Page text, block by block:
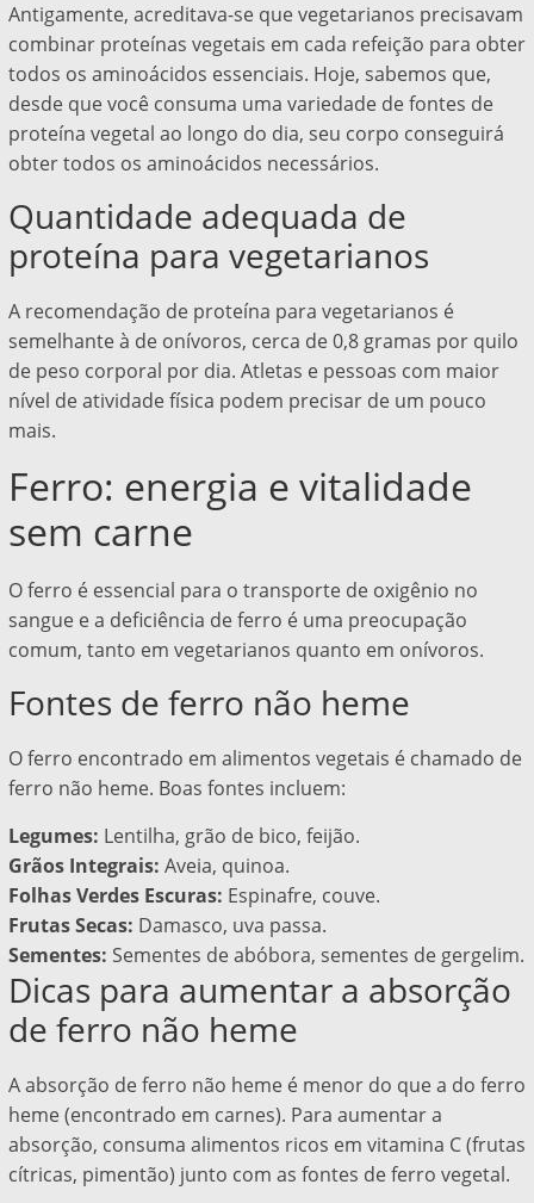
Antigamente, acreditava-se que vegetarianos precisavam
combinar proteínas vegetais em cada refeição para obter
todos os aminoácidos essenciais. Hoje, sabemos que,
desde que você consuma uma variedade de fontes de
proteína vegetal ao longo do dia, seu corpo conseguirá
obter todos os aminoácidos necessários.
Quantidade adequada de
proteína para vegetarianos
A recomendação de proteína para vegetarianos é
semelhante à de onívoros, cerca de 0,8 gramas por quilo
de peso corporal por dia. Atletas e pessoas com maior
nível de atividade física podem precisar de um pouco
mais.
Ferro: energia e vitalidade
sem carne
O ferro é essencial para o transporte de oxigênio no
sangue e a deficiência de ferro é uma preocupação
comum, tanto em vegetarianos quanto em onívoros.
Fontes de ferro não heme
O ferro encontrado em alimentos vegetais é chamado de
ferro não heme. Boas fontes incluem:
Legumes: Lentilha, grão de bico, feijão.
Grãos Integrais: Aveia, quinoa.
Folhas Verdes Escuras: Espinafre, couve.
Frutas Secas: Damasco, uva passa.
Sementes: Sementes de abóbora, sementes de gergelim.
Dicas para aumentar a absorção
de ferro não heme
A absorção de ferro não heme é menor do que a do ferro
heme (encontrado em carnes). Para aumentar a
absorção, consuma alimentos ricos em vitamina C (frutas
cítricas, pimentão) junto com as fontes de ferro vegetal.